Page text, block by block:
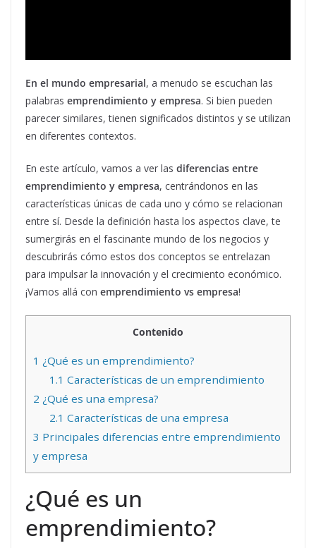
En el mundo empresarial, a menudo se escuchan las
palabras emprendimiento y empresa. Si bien pueden
parecer similares, tienen significados distintos y se utilizan
en diferentes contextos.
En este artículo, vamos a ver las diferencias entre
emprendimiento y empresa, centrándonos en las
características únicas de cada uno y cómo se relacionan
entre sí. Desde la definición hasta los aspectos clave, te
sumergirás en el fascinante mundo de los negocios y
descubrirás cómo estos dos conceptos se entrelazan
para impulsar la innovación y el crecimiento económico.
¡Vamos allá con emprendimiento vs empresa!
Contenido
1 ¿Qué es un emprendimiento?
1.1 Características de un emprendimiento
2 ¿Qué es una empresa?
2.1 Características de una empresa
3 Principales diferencias entre emprendimiento
y empresa
¿Qué es un
emprendimiento?